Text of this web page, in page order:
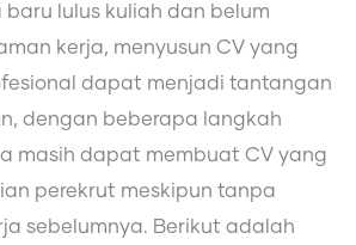
lulus kuliah dan belum
kerja, menyusun CV yang
dapat menjadi tantangan
dengan beberapa langkah
masih dapat membuat CV yang
perekrut meskipun tanpa
sebelumnya. Berikut adalah